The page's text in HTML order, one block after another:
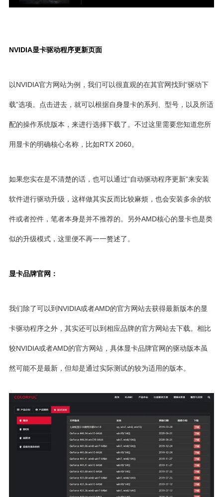
NVIDIA显卡驱动程序更新页面
以NVIDIA官方网站为例，我们可以很直观的在其官网找到“驱动下
载”选项。点击进去，就可以根据自身显卡的系列、型号，以及所适
配的操作系统版本，来进行选择下载了。不过这里需要您知道您所
用显卡的明确核心名称，比如RTX 2060。
如果您实在是不清楚的话，也可以通过“自动驱动程序更新”来安装
软件进行驱动升级，这样做其实反而比较麻烦，也会安装多余的软
件或者控件，笔者本身是并不推荐的。另外AMD核心的显卡也是类
似的升级模式，这里便不再一一赘述了。
显卡品牌官网：
我们除了可以到NVIDIA或者AMD的官方网站去获得最新版本的显
卡驱动程序之外，其实还可以到相应品牌的官方网站去下载。相比
较NVIDIA或者AMD的官方网站，具体显卡品牌官网的驱动版本虽
然可能不是最新，但却是通过实际测试的较为适用的版本。